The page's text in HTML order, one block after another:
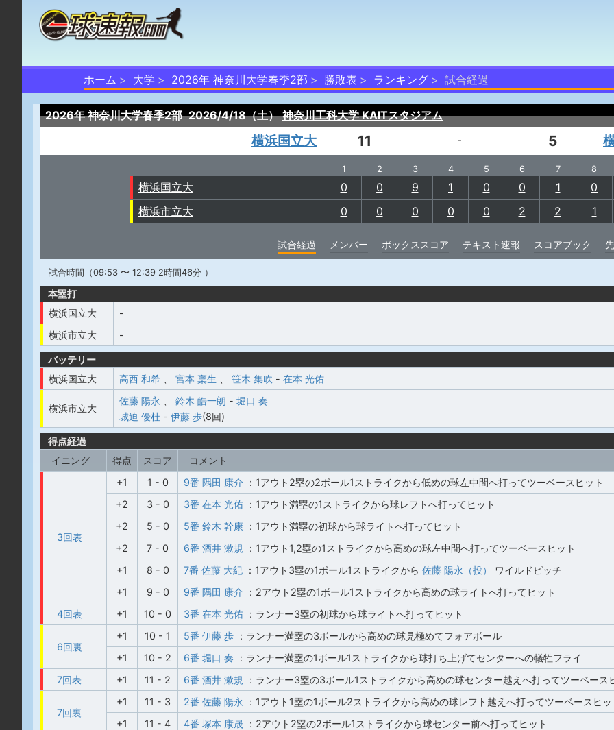
ホーム 大学 2026年 神奈川大学春季2部 勝敗表 ランキング 試合経過
2026年 神奈川大学春季2部 2026/4/18（土） 神奈川工科大学 KAITスタジアム
横浜国立大 11 - 5
1 2 3 4 5 6 7 8
横浜国立大 0 0 9 1 0 0 1
0
横浜市立大
0 0 0 0 0 2 2 1
試合経過 メンバー ボックススコア テキスト速報 スコアブック
試合時間（09:53 〜 12:39 2時間46分 ）
本塁打
横浜国立大
-
横浜市立大
-
バッテリー
横浜国立大
高西 和希 宮本 稟生 笹木 集吹 - 在本 光佑
横浜市立大
佐藤 陽永 鈴木 皓一朗 - 堀口 奏
城迫 優杜 - 伊藤 歩(8回)
得点経過
イニング
得点 スコア コメント
3回表
+1 1 - 0 9番 隅田 康介 ：1アウト2塁の2ボール1ストライクから低めの球左中間へ打ってツーベースヒット
+2
3 - 0 3番 在本 光佑 ：1アウト満塁の1ストライクから球レフトへ打ってヒット
+2
5 - 0 5番 鈴木 幹康 ：1アウト満塁の初球から球ライトへ打ってヒット
+2
7 - 0 6番 酒井 漱規
：1アウト1,2塁の1ストライクから高めの球左中間へ打ってツーベースヒット
+1
8 - 0 7番 佐藤 大紀 ：1アウト3塁の1ボール1ストライクから 佐藤 陽永（投）
ワイルドピッチ
+1
9 - 0 9番 隅田 康介 ：2アウト2塁の1ボール1ストライクから高めの球ライトへ打ってヒット
4回表
+1 10 - 0 3番 在本 光佑 ：ランナー3塁の初球から球ライトへ打ってヒット
6回裏
+1 10 - 1 5番 伊藤 歩 ：ランナー満塁の3ボールから高めの球見極めてフォアボール
+1
10 - 2 6番 堀口 奏 ：ランナー満塁の1ボール1ストライクから球打ち上げてセンターへの犠牲フライ
7回表
+1 11 - 2 6番 酒井 漱規 ：ランナー3塁の3ボール1ストライクから高めの球センター越えへ打ってツーベース
7回裏
+1 11 - 3 2番 佐藤 陽永
：1アウト1塁の1ボール2ストライクから高めの球レフト越えへ打ってツーベースヒッ
+1
11 - 4 4番 塚本 康晟 ：2アウト2塁の2ボール1ストライクから球センター前へ打ってヒット